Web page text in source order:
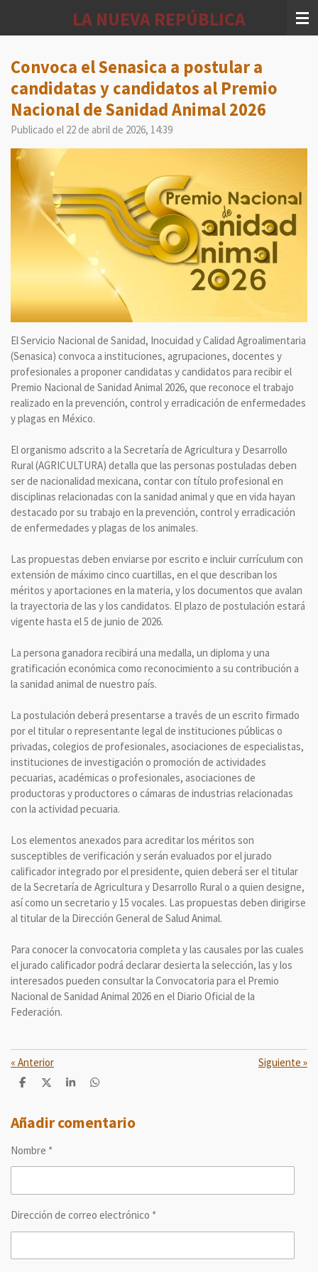
principal
LA NUEVA REPÚBLICA
Convoca el Senasica a postular a
candidatas y candidatos al Premio
Nacional de Sanidad Animal 2026
Publicado el 22 de abril de 2026, 14:39
El Servicio Nacional de Sanidad, Inocuidad y Calidad Agroalimentaria
(Senasica) convoca a instituciones, agrupaciones, docentes y
profesionales a proponer candidatas y candidatos para recibir el
Premio Nacional de Sanidad Animal 2026, que reconoce el trabajo
realizado en la prevención, control y erradicación de enfermedades
y plagas en México.
El organismo adscrito a la Secretaría de Agricultura y Desarrollo
Rural (AGRICULTURA) detalla que las personas postuladas deben
ser de nacionalidad mexicana, contar con título profesional en
disciplinas relacionadas con la sanidad animal y que en vida hayan
destacado por su trabajo en la prevención, control y erradicación
de enfermedades y plagas de los animales.
Las propuestas deben enviarse por escrito e incluir currículum con
extensión de máximo cinco cuartillas, en el que describan los
méritos y aportaciones en la materia, y los documentos que avalan
la trayectoria de las y los candidatos. El plazo de postulación estará
vigente hasta el 5 de junio de 2026.
La persona ganadora recibirá una medalla, un diploma y una
gratificación económica como reconocimiento a su contribución a
la sanidad animal de nuestro país.
La postulación deberá presentarse a través de un escrito firmado
por el titular o representante legal de instituciones públicas o
privadas, colegios de profesionales, asociaciones de especialistas,
instituciones de investigación o promoción de actividades
pecuarias, académicas o profesionales, asociaciones de
productoras y productores o cámaras de industrias relacionadas
con la actividad pecuaria.
Los elementos anexados para acreditar los méritos son
susceptibles de verificación y serán evaluados por el jurado
calificador integrado por el presidente, quien deberá ser el titular
de la Secretaría de Agricultura y Desarrollo Rural o a quien designe,
así como un secretario y 15 vocales. Las propuestas deben dirigirse
al titular de la Dirección General de Salud Animal.
Para conocer la convocatoria completa y las causales por las cuales
el jurado calificador podrá declarar desierta la selección, las y los
interesados pueden consultar la Convocatoria para el Premio
Nacional de Sanidad Animal 2026 en el Diario Oficial de la
Federación.
« Anterior Siguiente »
C
p
a
t
C
p
a
C
p
a
C
p
a
Añadir comentario
Nombre *
Dirección de correo electrónico *